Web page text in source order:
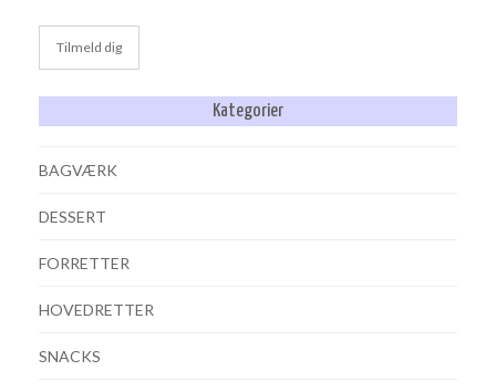
Kategorier
BAGVÆRK
DESSERT
FORRETTER
HOVEDRETTER
SNACKS